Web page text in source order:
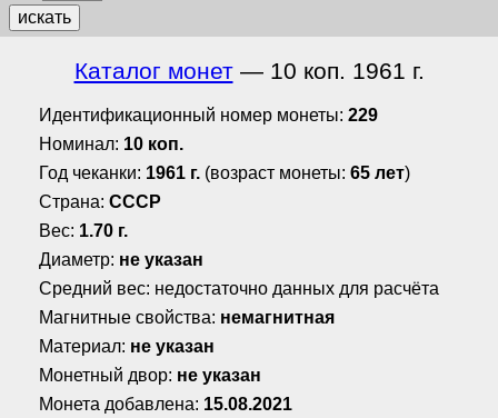
искать
Каталог монет— 10 коп. 1961 г.
Идентификационный номер монеты: 229
Номинал: 10 коп.
Год чеканки: 1961 г. (возраст монеты: 65 лет)
Страна: СССР
Вес: 1.70 г.
Диаметр: не указан
Средний вес: недостаточно данных для расчёта
Магнитные свойства: немагнитная
Материал: не указан
Монетный двор: не указан
Монета добавлена: 15.08.2021